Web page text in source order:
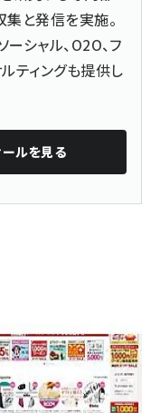
集と発信を実施。
シャル、O2O、フ
ティングも提供し
ールを見る